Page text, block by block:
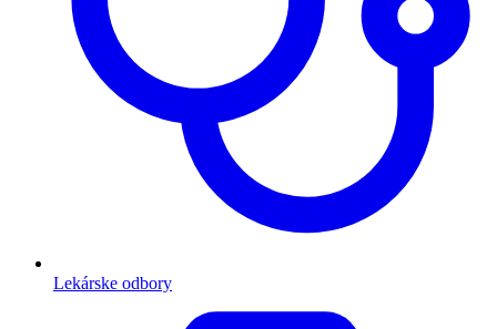
Lekárske odbory